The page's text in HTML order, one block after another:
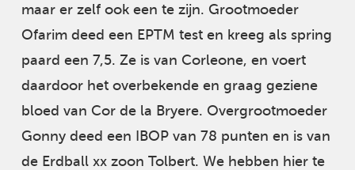
maar er zelf ook een te zijn. Grootmoeder
Ofarim deed een EPTM test en kreeg als spring
paard een 7,5. Ze is van Corleone, en voert
daardoor het overbekende en graag geziene
bloed van Cor de la Bryere. Overgrootmoeder
Gonny deed een IBOP van 78 punten en is van
de Erdball xx zoon Tolbert. We hebben hier te